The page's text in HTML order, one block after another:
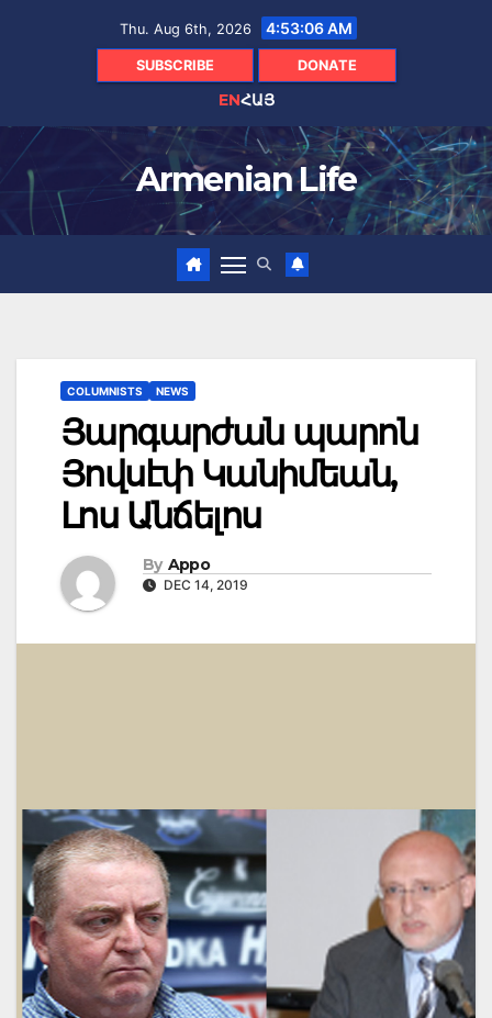
Thu. Aug 6th, 2026 4:53:07 AM
SUBSCRIBE DONATE
ENՀԱՅ
Armenian Life
COLUMNISTS NEWS
Յարգարժան պարոն
Յովսէփ Կանիմեան,
Լոս Անճելոս
By Appo
DEC 14, 2019